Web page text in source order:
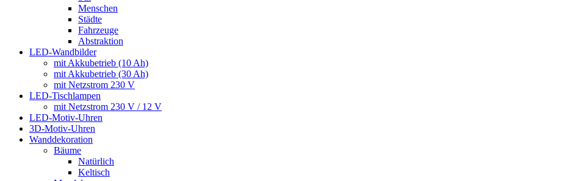
Menschen
Städte
Fahrzeuge
Abstraktion
LED-Wandbilder
mit Akkubetrieb (10 Ah)
mit Akkubetrieb (30 Ah)
mit Netzstrom 230 V
LED-Tischlampen
mit Netzstrom 230 V / 12 V
LED-Motiv-Uhren
3D-Motiv-Uhren
Wanddekoration
Bäume
Natürlich
Keltisch